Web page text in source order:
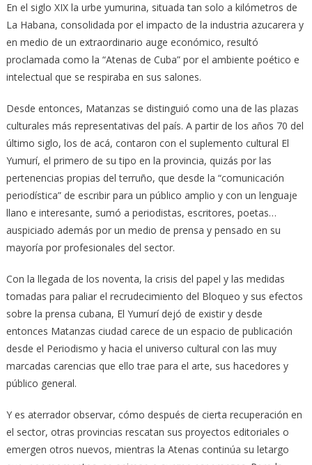
En el siglo XIX la urbe yumurina, situada tan solo a kilómetros de
La Habana, consolidada por el impacto de la industria azucarera y
en medio de un extraordinario auge económico, resultó
proclamada como la “Atenas de Cuba” por el ambiente poético e
intelectual que se respiraba en sus salones.
Desde entonces, Matanzas se distinguió como una de las plazas
culturales más representativas del país. A partir de los años 70 del
último siglo, los de acá, contaron con el suplemento cultural El
Yumurí, el primero de su tipo en la provincia, quizás por las
pertenencias propias del terruño, que desde la “comunicación
periodística” de escribir para un público amplio y con un lenguaje
llano e interesante, sumó a periodistas, escritores, poetas…
auspiciado además por un medio de prensa y pensado en su
mayoría por profesionales del sector.
Con la llegada de los noventa, la crisis del papel y las medidas
tomadas para paliar el recrudecimiento del Bloqueo y sus efectos
sobre la prensa cubana, El Yumurí dejó de existir y desde
entonces Matanzas ciudad carece de un espacio de publicación
desde el Periodismo y hacia el universo cultural con las muy
marcadas carencias que ello trae para el arte, sus hacedores y
público general.
Y es aterrador observar, cómo después de cierta recuperación en
el sector, otras provincias rescatan sus proyectos editoriales o
emergen otros nuevos, mientras la Atenas continúa su letargo